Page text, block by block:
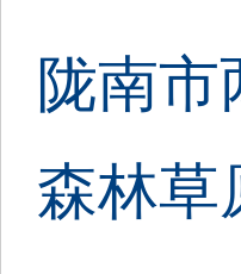
陇南
森林草